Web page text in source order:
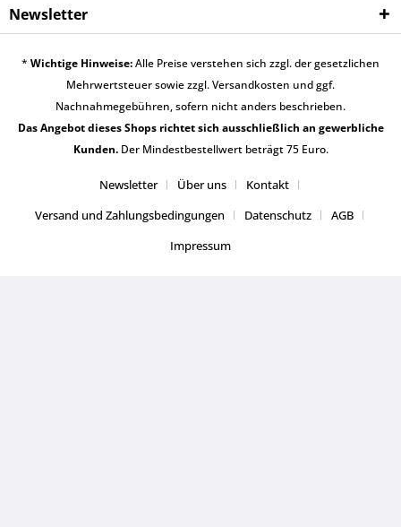
Newsletter
* Wichtige Hinweise:Alle Preise verstehen sich zzgl. der gesetzlichen
Mehrwertsteuer sowie zzgl.Versandkosten und ggf.
Nachnahmegebühren, sofern nicht anders beschrieben.
Das Angebot dieses Shops richtet sich ausschließlich an gewerbliche
Kunden.Der Mindestbestellwert beträgt 75 Euro.
Newsletter Über uns
Kontakt
Versand und Zahlungsbedingungen
Datenschutz
AGB
Impressum